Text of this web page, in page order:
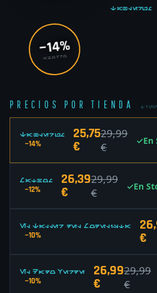
Tablerum
−14%
AHORRO
PRECIOS POR TIENDA
Tablerum
−14%
25,75
€
29,99
€
✓En
Mathom
−12%
26,39
€
29,99
€
✓En
El Taller del Modelista
−10% €
El Dado Verde
−10%
26,99
€
29,99
€